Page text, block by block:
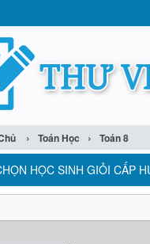
› Toán Học › Toán 8
HỌC SINH GIỎI CẤP